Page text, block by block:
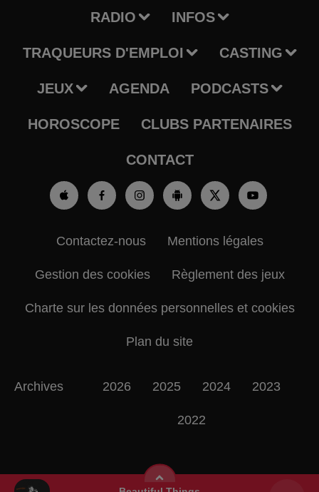
RADIO INFOS
TRAQUEURS D'EMPLOI CASTING
JEUX AGENDA PODCASTS
HOROSCOPE CLUBS PARTENAIRES
CONTACT
Contactez-nous Mentions légales
Gestion des cookies Règlement des jeux
Charte sur les données personnelles et cookies
Plan du site
Archives 2026 2025 2024 2023
2022